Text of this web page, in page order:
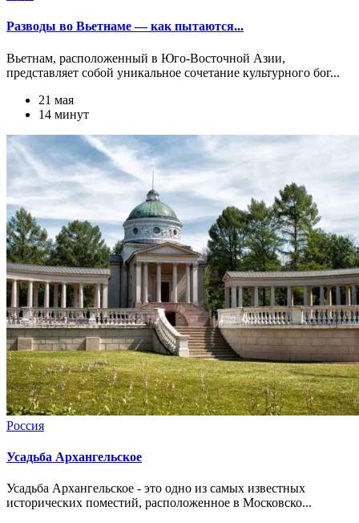
Разводы во Вьетнаме — как пытаются...
Вьетнам, расположенный в Юго-Восточной Азии,
представляет собой уникальное сочетание культурного бог...
21 мая
14 минут
Россия
Усадьба Архангельское
Усадьба Архангельское - это одно из самых известных
исторических поместий, расположенное в Московско...